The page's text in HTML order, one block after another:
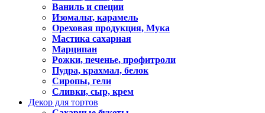
Ваниль и специи
Изомальт, карамель
Ореховая продукция, Мука
Мастика сахарная
Марципан
Рожки, печенье, профитроли
Пудра, крахмал, белок
Сиропы, гели
Сливки, сыр, крем
Декор для тортов